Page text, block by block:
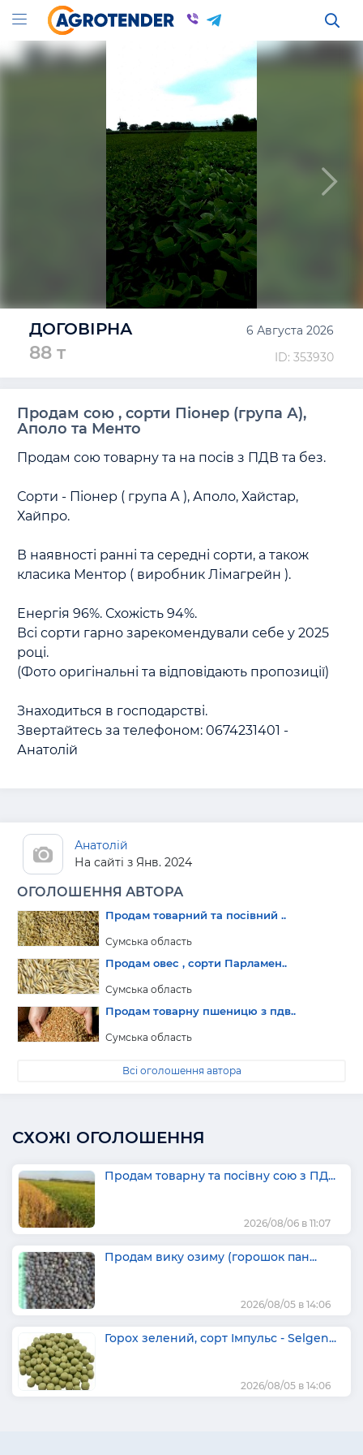
ДОГОВІРНА 6 Августа 2026
88 т ID: 353930
Продам сою , сорти Піонер (група А),
Аполо та Менто
Продам сою товарну та на посів з ПДВ та без.
Сорти - Піонер ( група А ), Аполо, Хайстар,
Хайпро.
В наявності ранні та середні сорти, а також
класика Ментор ( виробник Лімагрейн ).
Енергія 96%. Схожість 94%.
Всі сорти гарно зарекомендували себе у 2025
році.
(Фото оригінальні та відповідають пропозиції)
Знаходиться в господарстві.
Звертайтесь за телефоном: 0674231401 -
Анатолій
На сайті з Янв. 2024
ОГОЛОШЕННЯ АВТОРА
Продам товарний та посівний ..
Сумська область
Продам овес , сорти Парламен..
Сумська область
Продам товарну пшеницю з пдв..
Сумська область
Всі оголошення автора
СХОЖІ ОГОЛОШЕННЯ
Продам товарну та посівну сою з ПД...
2026/08/06 в 11:07
Продам вику озиму (горошок пан...
2026/08/05 в 14:06
Горох зелений, сорт Імпульс - Selgen...
2026/08/05 в 14:06